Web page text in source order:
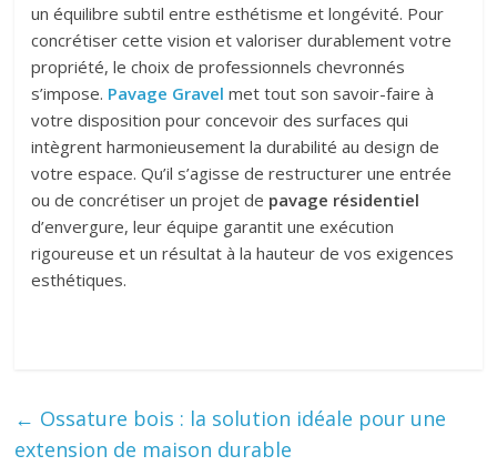
un équilibre subtil entre esthétisme et longévité. Pour
concrétiser cette vision et valoriser durablement votre
propriété, le choix de professionnels chevronnés
s’impose. Pavage Gravel met tout son savoir-faire à
votre disposition pour concevoir des surfaces qui
intègrent harmonieusement la durabilité au design de
votre espace. Qu’il s’agisse de restructurer une entrée
ou de concrétiser un projet de pavage résidentiel
d’envergure, leur équipe garantit une exécution
rigoureuse et un résultat à la hauteur de vos exigences
esthétiques.
← Ossature bois : la solution idéale pour une
extension de maison durable